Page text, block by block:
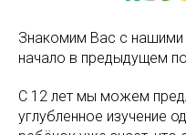
Знакомим Вас с
начало в предыдущем
С 12 лет мы можем
углубленное изучение